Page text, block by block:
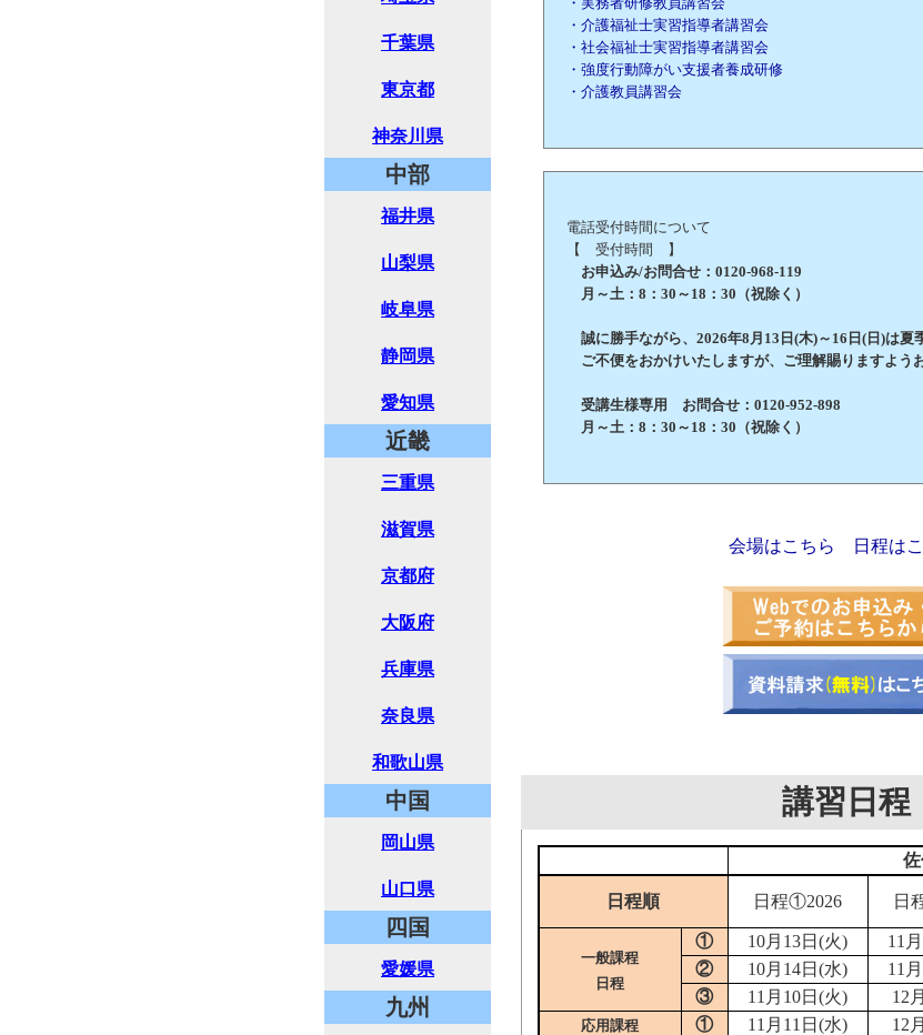
・介護福祉士実習指導者講習会
・社会福祉士実習指導者講習会
・強度行動障がい支援者養成研修
・介護教員講習会
電話受付時間について
【 受付時間 】
お申込み/お問合せ：0120-968-119
月～土：8：30～18：30（祝除く）
誠に勝手ながら、2026年8月13日(木)～16日(日)は夏
ご不便をおかけいたしますが、ご理解賜りますよう
受講生様専用 お問合せ：0120-952-898
月～土：8：30～18：30（祝除く）
会場はこちら 日程は
講習日程
日程順 日程①2026 日
一般課程
日程
① 10月13日(火) 11
②
10月14日(水) 11
③
11月10日(火) 12
応用課程
① 11月11日(水) 12
千葉県
東京都
神奈川県
中部
福井県
山梨県
岐阜県
静岡県
愛知県
近畿
三重県
滋賀県
京都府
大阪府
兵庫県
奈良県
和歌山県
中国
岡山県
山口県
四国
愛媛県
九州